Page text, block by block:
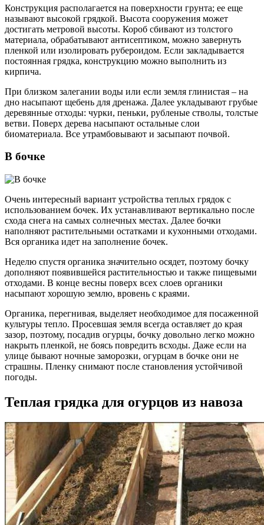
Конструкция располагается на поверхности грунта; ее еще
называют высокой грядкой. Высота сооружения может
достигать метровой высоты. Короб сбивают из толстого
материала, обрабатывают антисептиком, можно завернуть
пленкой или изолировать рубероидом. Если закладывается
постоянная грядка, конструкцию можно выполнить из
кирпича.
При близком залегании воды или если земля глинистая – на
дно насыпают щебень для дренажа. Далее укладывают грубые
деревянные отходы: чурки, пеньки, рубленые стволы, толстые
ветви. Поверх дерева насыпают остальные слои
биоматериала. Все утрамбовывают и засыпают почвой.
В бочке
Очень интересный вариант устройства теплых грядок с
использованием бочек. Их устанавливают вертикально после
схода снега на самых солнечных местах. Далее бочки
наполняют растительными остатками и кухонными отходами.
Вся органика идет на заполнение бочек.
Неделю спустя органика значительно осядет, поэтому бочку
дополняют появившейся растительностью и также пищевыми
отходами. В конце весны поверх всех слоев органики
насыпают хорошую землю, вровень с краями.
Органика, перегнивая, выделяет необходимое для посаженной
культуры тепло. Просевшая земля всегда оставляет до края
зазор, поэтому, посадив огурцы, бочку довольно легко можно
накрыть пленкой, не боясь повредить всходы. Даже если на
улице бывают ночные заморозки, огурцам в бочке они не
страшны. Пленку снимают после становления устойчивой
погоды.
Теплая грядка для огурцов из навоза